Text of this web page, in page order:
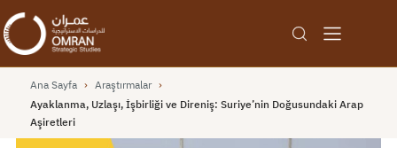
Ana Sayfa › Araştırmalar ›
Ayaklanma, Uzlaşı, İşbirliği ve Direniş: Suriye’nin Doğusundaki Arap
Aşiretleri